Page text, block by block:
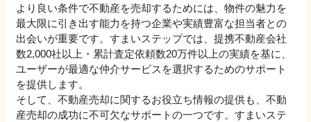
より良い条件で不動産を売却するためには、物件の魅力を
最大限に引き出す能力を持つ企業や実績豊富な担当者との
出会いが重要です。すまいステップでは、提携不動産会社
数2,000社以上・累計査定依頼数20万件以上の実績を基に、
ユーザーが最適な仲介サービスを選択するためのサポート
を提供します。
そして、不動産売却に関するお役立ち情報の提供も、不動
産売却の成功に不可欠なサポートの一つです。すまいステ